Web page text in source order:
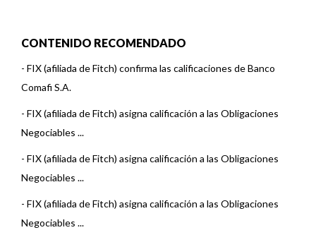
CONTENIDO RECOMENDADO
- FIX (afiliada de Fitch) confirma las calificaciones de Banco
Comafi S.A.
- FIX (afiliada de Fitch) asigna calificación a las Obligaciones
Negociables ...
- FIX (afiliada de Fitch) asigna calificación a las Obligaciones
Negociables ...
- FIX (afiliada de Fitch) asigna calificación a las Obligaciones
Negociables ...